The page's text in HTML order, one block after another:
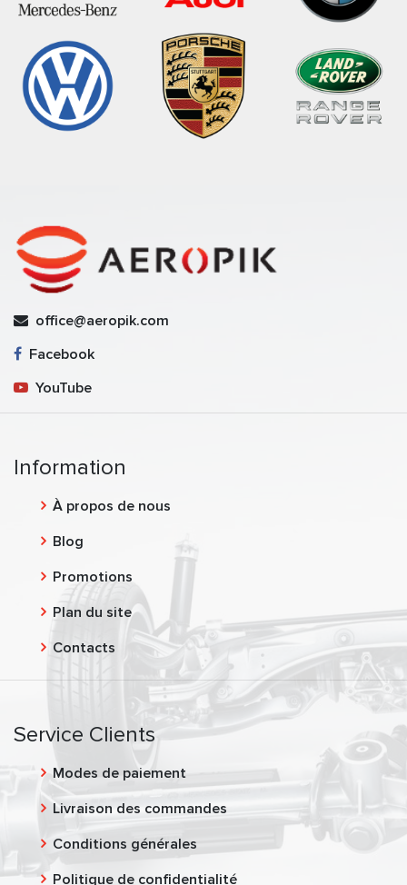
office@aeropik.com
Facebook
YouTube
Information
À propos de nous
Blog
Promotions
Plan du site
Contacts
Service Clients
Modes de paiement
Livraison des commandes
Conditions générales
Politique de confidentialité